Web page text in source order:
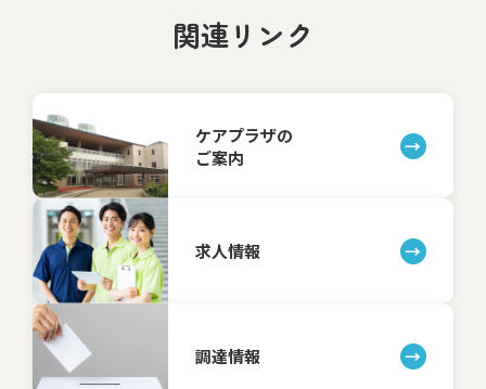
関連リンク
ケアプラザの
ご案内
求人情報
調達情報